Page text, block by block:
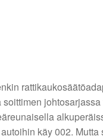
käy 002.